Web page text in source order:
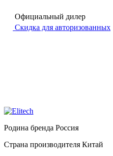
Официальный дилер
Скидка для авторизованных
Родина бренда Россия
Страна производителя Китай